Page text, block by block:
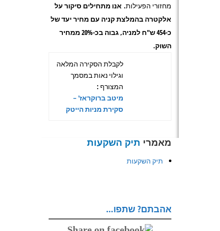
מחזורי הפעילות. אנו מתחילים סיקור על
אלקטרה בהמלצת קניה עם מחיר יעד של
כ-454 ש"ח למניה, גבוה בכ-20% ממחיר
השוק.
לקבלת הסקירה המלאה
וגילוי נאות במסמך
המצורף :
מיטב ברוקראז' –
סקירת מניות הייטק
מאמרי תיק השקעות
תיק השקעות
אהבתם? שתפו…